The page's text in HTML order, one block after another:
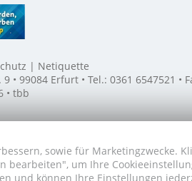
Netiquette
99084 Erfurt • Tel.: 0361 6547521 •
• tbb
sowie für Marketingzwecke.
bearbeiten", um Ihre
und können Ihre Einstellungen